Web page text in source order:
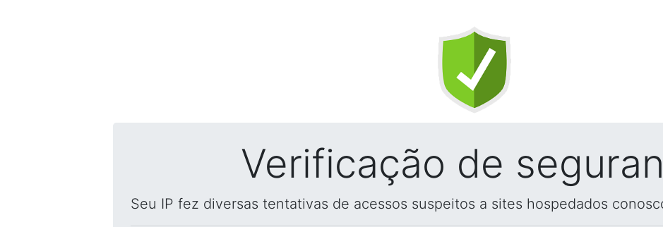
Verificação de
Seu IP fez diversas tentativas de acessos suspeitos a sites hospedados